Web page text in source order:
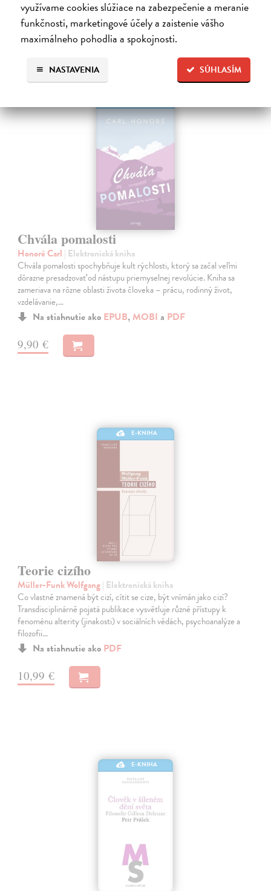
využívame cookies slúžiace na zabezpečenie a meranie
funkčnosti, marketingové účely a zaistenie vášho
maximálneho pohodlia a spokojnosti.
SÚHLASÍM
NASTAVENIA
Ďalšie z kategórie filozofia
Chvála pomalosti
Honoré Carl | Elektronická kniha
Chvála pomalosti spochybňuje kult rýchlosti, ktorý sa začal veľmi
dôrazne presadzovať od nástupu priemyselnej revolúcie. Kniha sa
zameriava na rôzne oblasti života človeka – prácu, rodinný život,
vzdelávanie,…
Na stiahnutie ako EPUB, MOBI a PDF
9,90 €
E-KNIHA
Teorie cizího
Müller-Funk Wolfgang| Elektronická kniha
Co vlastně znamená být cizí, cítit se cize, být vnímán jako cizí?
Transdisciplinárně pojatá publikace vysvětluje různé přístupy k
fenoménu alterity (jinakosti) v sociálních vědách, psychoanalýze a
filozofii…
Na stiahnutie ako PDF
10,99 €
E-KNIHA